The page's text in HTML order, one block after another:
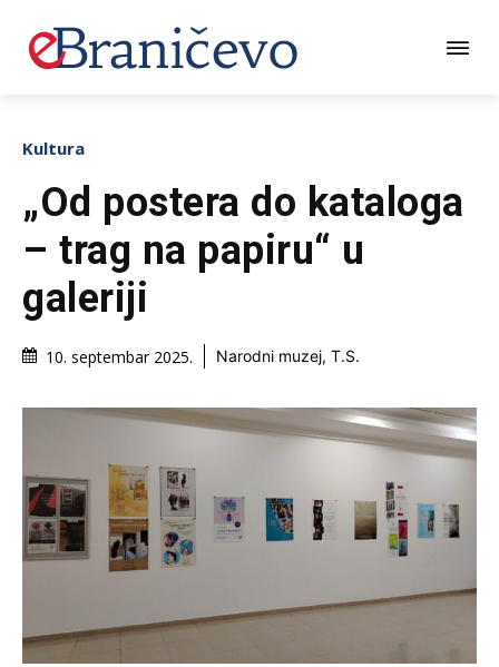
Kultura
„Od postera do kataloga
– trag na papiru“ u
galeriji
10. septembar 2025. Narodni muzej, T.S.